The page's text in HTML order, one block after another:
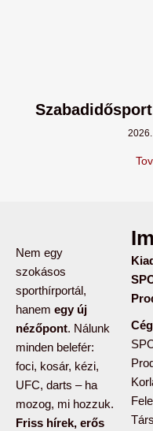
2026.
Nem egy
szokásos
sporthírportál,
hanem egy új
nézőpont. Nálunk
minden belefér:
foci, kosár, kézi,
UFC, darts – ha
mozog, mi hozzuk.
Friss hírek, erős